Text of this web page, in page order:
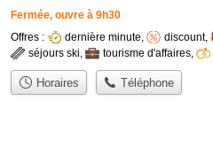
Fermée, ouvre à 9h30
Offres : dernière minute, discount,
séjours ski, tourisme d'affaires,
Horaires Téléphone